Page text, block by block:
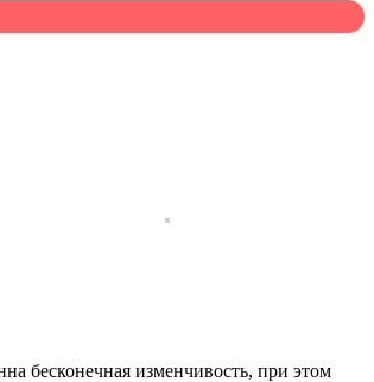
бесконечная изменчивость, при этом